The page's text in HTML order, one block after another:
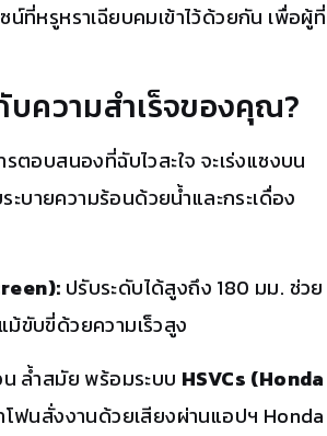
น์ที่หรูหราเฉียบคมเข้าไว้ด้วยกัน เพื่อผู้ที่
บความสำเร็จของคุณ?
อบสนองที่ฉับไวสะใจ จะเร่งแซงบน
บายความร้อนด้วยน้ำและกระเดื่อง
ปรับระดับได้สูงถึง 180 มม. ช่วย
ขับขี่ด้วยความเร็วสูง
ล้ำสมัย พร้อมระบบ HSVCs (Honda
ฟนสั่งงานด้วยเสียงผ่านแอปฯ Honda